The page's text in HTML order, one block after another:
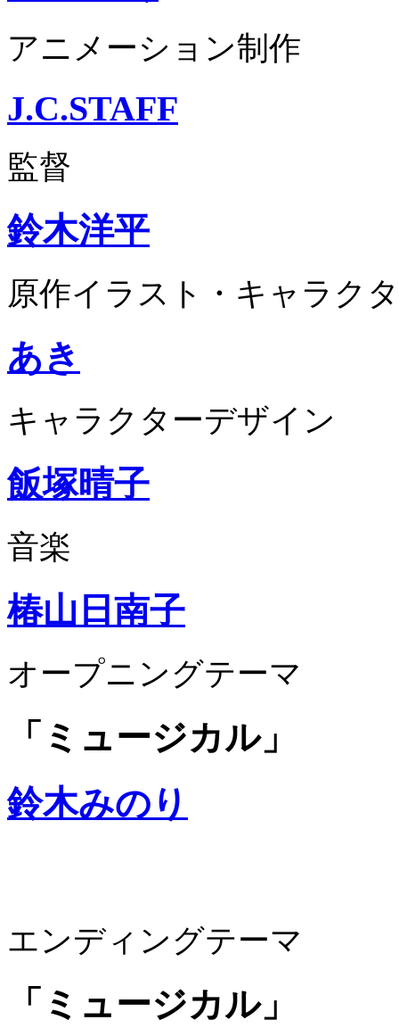
アニメーション制作
J.C.STAFF
監督
鈴木洋平
原作イラスト・キャラク
あき
キャラクターデザイン
飯塚晴子
音楽
椿山日南子
オープニングテーマ
「ミュージカル」
鈴木みのり
エンディングテーマ
「ミュージカル」